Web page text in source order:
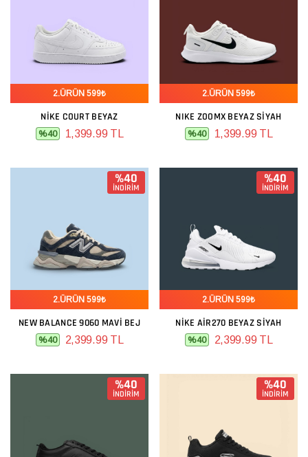
2.ÜRÜN 599₺
NIKE COURT BEYAZ
%40 1,399.99 TL
2.ÜRÜN 599₺
NIKE ZOOMX BEYAZ SIYAH
%40 1,399.99 TL
%40
İNDİRİM
2.ÜRÜN 599₺
NEW BALANCE 9060 MAVI BEJ
%40 2,399.99 TL
%40
İNDİRİM
2.ÜRÜN 599₺
NIKE AIR270 BEYAZ SIYAH
%40 2,399.99 TL
%40
İNDİRİM
%40
İNDİRİM